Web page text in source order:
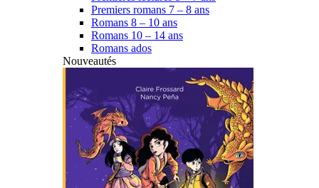
Premiers romans 7 – 8 ans
Romans 8 – 10 ans
Romans 10 – 14 ans
Romans ados
Nouveautés